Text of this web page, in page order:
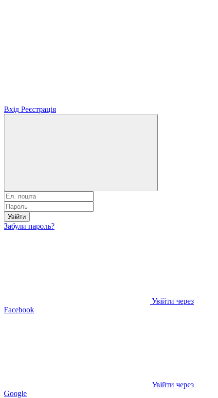
Вхід Реєстрація
Увійти
Забули пароль?
Увійти через
Facebook
Увійти через
Google